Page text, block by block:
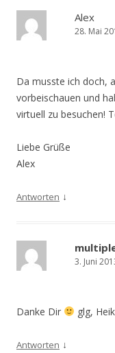
Alex
28. Mai
Da musste ich doch,
vorbeischauen und
virtuell zu besuchen!
Liebe Grüße
Alex
Antworten ↓
3. Juni
Danke Dir glg,
Antworten ↓